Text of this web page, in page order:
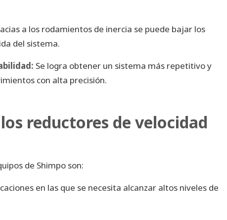
a los rodamientos de inercia se puede bajar los
del sistema.
Se logra obtener un sistema más repetitivo y
con alta precisión.
reductores de velocidad
de Shimpo son:
en las que se necesita alcanzar altos niveles de